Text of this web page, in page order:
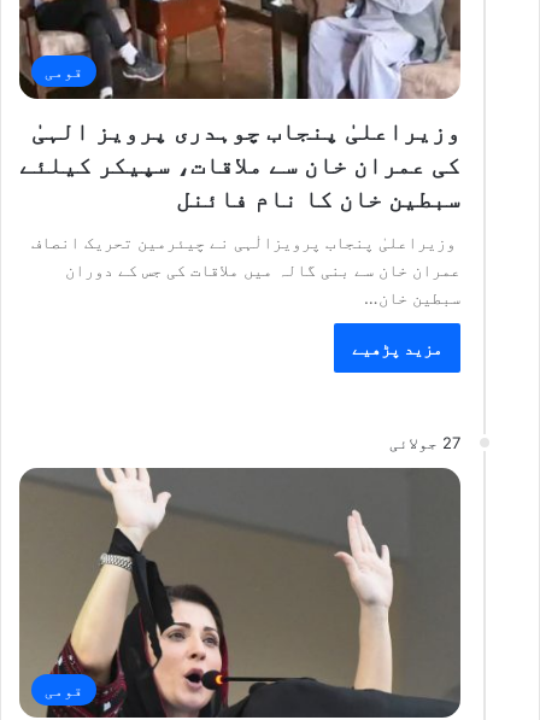
قومی
وزیراعلیٰ پنجاب چوہدری پرویز الہیٰ
کی عمران خان سے ملاقات، سپیکر کیلئے
سبطین خان کا نام فائنل
وزیراعلیٰ پنجاب پرویزالٰہی نے چیئرمین تحریک انصاف
عمران خان سے بنی گالہ میں ملاقات کی جس کے دوران
سبطین خان…
مزید پڑھیے
27 جولائی
قومی